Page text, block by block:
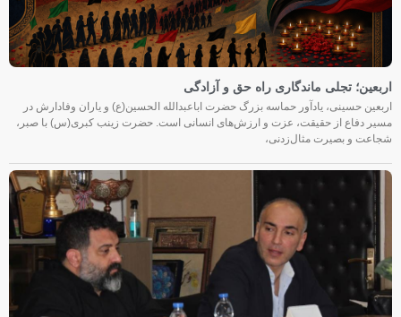
اربعین؛ تجلی ماندگاری راه حق و آزادگی
اربعین حسینی، یادآور حماسه بزرگ حضرت اباعبدالله الحسین(ع) و یاران وفادارش در
مسیر دفاع از حقیقت، عزت و ارزش‌های انسانی است. حضرت زینب کبری(س) با صبر،
شجاعت و بصیرت مثال‌زدنی،